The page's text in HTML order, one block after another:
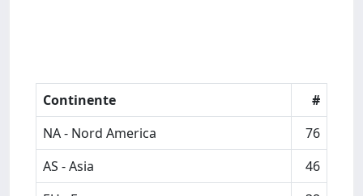
Continente
#
NA - Nord America
76
AS - Asia
46